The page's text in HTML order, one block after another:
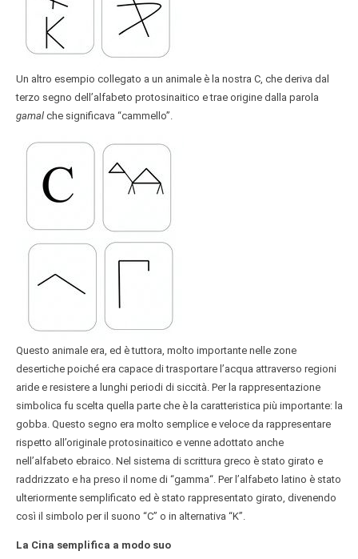
Un altro esempio collegato a un animale è la nostra C, che deriva dal
terzo segno dell’alfabeto protosinaitico e trae origine dalla parola
gamalche significava “cammello”.
Questo animale era, ed è tuttora, molto importante nelle zone
desertiche poiché era capace di trasportare l’acqua attraverso regioni
aride e resistere a lunghi periodi di siccità. Per la rappresentazione
simbolica fu scelta quella parte che è la caratteristica più importante: la
gobba. Questo segno era molto semplice e veloce da rappresentare
rispetto all’originale protosinaitico e venne adottato anche
nell’alfabeto ebraico. Nel sistema di scrittura greco è stato girato e
raddrizzato e ha preso il nome di “gamma“. Per l’alfabeto latino è stato
ulteriormente semplificato ed è stato rappresentato girato, divenendo
così il simbolo per il suono “C” o in alternativa “K”.
La Cina semplifica a modo suo